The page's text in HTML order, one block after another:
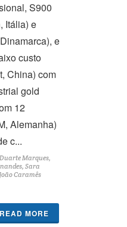
S900
Itália) e
e
custo
China) com
gold
12
Alemanha)
c...
Marques,
Sara
Caramês
READ MORE